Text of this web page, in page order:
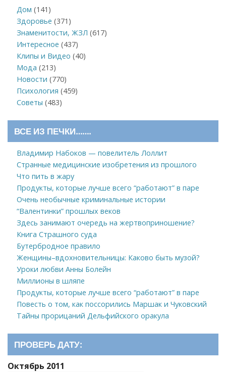
Дом (141)
Здоровье (371)
Знаменитости, ЖЗЛ (617)
Интересное (437)
Клипы и Видео (40)
Мода (213)
Новости (770)
Психология (459)
Советы (483)
ВСЕ ИЗ ПЕЧКИ…….
Владимир Набоков — повелитель Лоллит
Странные медицинские изобретения из прошлого
Что пить в жару
Продукты, которые лучше всего “работают” в паре
Очень необычные криминальные истории
“Валентинки” прошлых веков
Здесь занимают очередь на жертвоприношение?
Книга Страшного суда
Бутербродное правило
Женщины–вдохновительницы: Каково быть музой?
Уроки любви Анны Болейн
Миллионы в шляпе
Продукты, которые лучше всего “работают” в паре
Повесть о том, как поссорились Маршак и Чуковский
Тайны прорицаний Дельфийского оракула
ПРОВЕРЬ ДАТУ:
Октябрь 2011